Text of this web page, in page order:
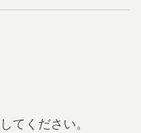
してください。